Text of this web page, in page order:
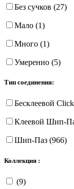
Без сучков (27)
Мало (1)
Много (1)
Умеренно (5)
Тип соединения:
Бесклеевой
Клеевой Шип-
Шип-Паз (966)
Коллекция :
(9)